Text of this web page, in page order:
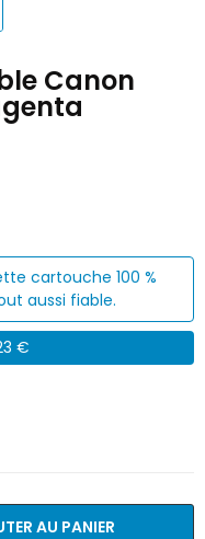
Canon
cartouche 100 %
aussi fiable.
€
AU PANIER